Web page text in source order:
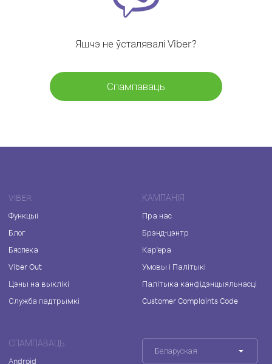
Яшчэ не ўсталявалі Viber?
Спампаваць
VIBER
Функцыі
Блог
Бяспека
Viber Out
Цэны на выклікі
Служба падтрымкі
КАМПАНІЯ
Пра нас
Брэнд-цэнтр
Кар'ера
Умовы і Палітыкі
Палітыка канфідэнцыяльнасці
Customer Complaints Code
СПАМПАВАЦЬ
Android
Беларуская